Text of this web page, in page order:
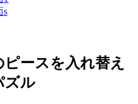
ースを入れ替え
ズル